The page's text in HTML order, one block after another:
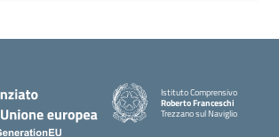
Istituto Comprensivo
Roberto Franceschi
Trezzano sul Naviglio